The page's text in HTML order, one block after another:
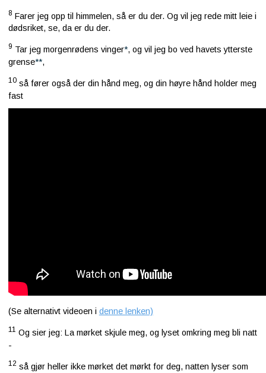
8 Farer jeg opp til himmelen, så er du der. Og vil jeg rede mitt leie i
dødsriket, se, da er du der.
9 Tar jeg morgenrødens vinger*, og vil jeg bo ved havets ytterste
grense**,
10 så fører også der din hånd meg, og din høyre hånd holder meg
fast
(Se alternativt videoen i denne lenken)
11 Og sier jeg: La mørket skjule meg, og lyset omkring meg bli natt
-
12 så gjør heller ikke mørket det mørkt for deg, natten lyser som